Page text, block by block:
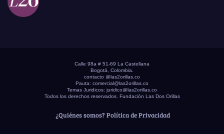
Calle 98a # 51-69 La Castellana
Bogotá, Colombia.
contacto @las2orillas.co
Pauta: comercial@las2orillas.co
Temas Juridicos: juridico@las2orillas.co
Todos los derechos reservados. Fundación Las Dos Orillas
¿Quiénes somos? Política de Privacidad